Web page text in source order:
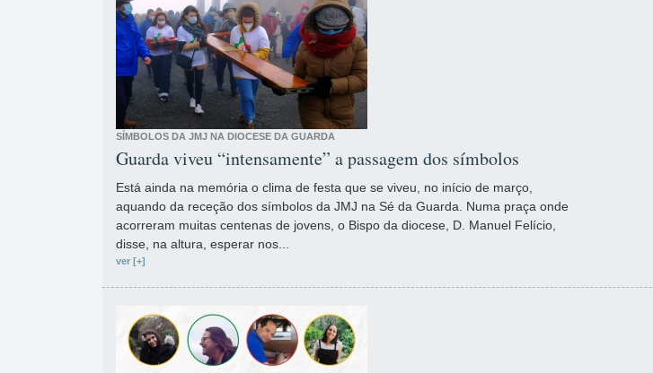
SÍMBOLOS DA JMJ NA DIOCESE DA GUARDA
Guarda viveu “intensamente” a passagem dos símbolos
Está ainda na memória o clima de festa que se viveu, no início de março,
aquando da receção dos símbolos da JMJ na Sé da Guarda. Numa praça onde
acorreram muitas centenas de jovens, o Bispo da diocese, D. Manuel Felício,
disse, na altura, esperar nos...
ver [+]